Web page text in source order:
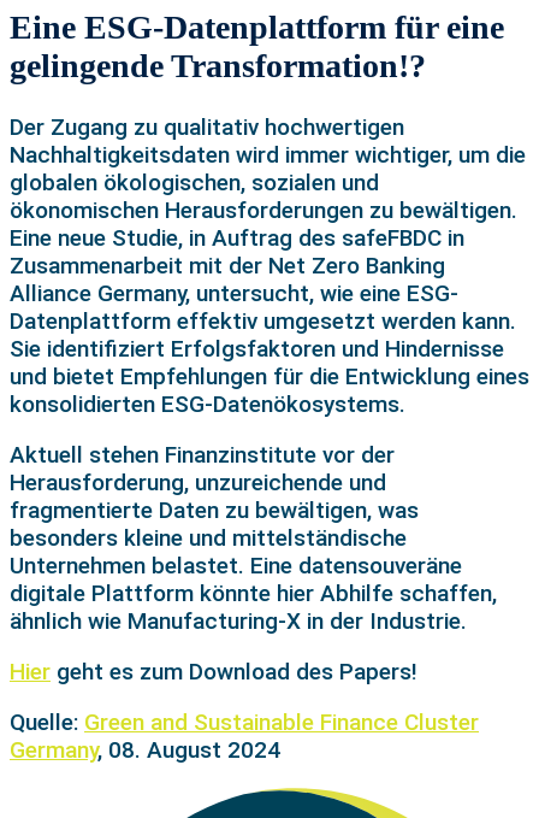
Eine ESG-Datenplattform für eine
gelingende Transformation!?
Der Zugang zu qualitativ hochwertigen
Nachhaltigkeitsdaten wird immer wichtiger, um die
globalen ökologischen, sozialen und
ökonomischen Herausforderungen zu bewältigen.
Eine neue Studie, in Auftrag des safeFBDC in
Zusammenarbeit mit der Net Zero Banking
Alliance Germany, untersucht, wie eine ESG-
Datenplattform effektiv umgesetzt werden kann.
Sie identifiziert Erfolgsfaktoren und Hindernisse
und bietet Empfehlungen für die Entwicklung eines
konsolidierten ESG-Datenökosystems.
Aktuell stehen Finanzinstitute vor der
Herausforderung, unzureichende und
fragmentierte Daten zu bewältigen, was
besonders kleine und mittelständische
Unternehmen belastet. Eine datensouveräne
digitale Plattform könnte hier Abhilfe schaffen,
ähnlich wie Manufacturing-X in der Industrie.
Hier geht es zum Download des Papers!
Quelle: Green and Sustainable Finance Cluster
Germany, 08. August 2024